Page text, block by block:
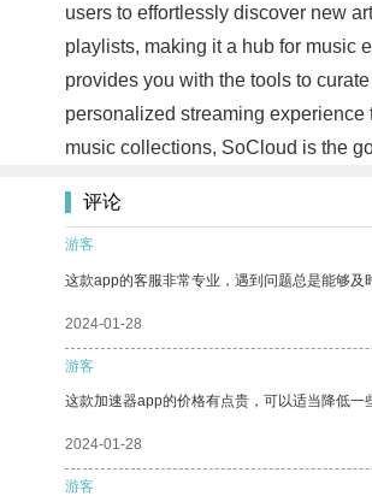
users to effortlessly discover new
playlists, making it a hub for music
provides you with the tools to
personalized streaming
music collections, SoCloud is the
评论
游客
这款app的客服非常专业，遇到问题总是能够及
2024-01-28
游客
这款加速器app的价格有点贵，可以适当降低一
2024-01-28
游客